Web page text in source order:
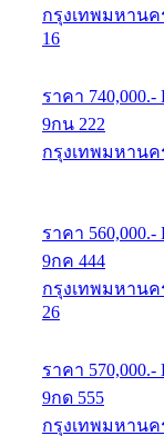
กรุงเทพมหานค
16
ราคา 740,000.-
9กน 222
กรุงเทพมหานค
ราคา 560,000.-
9กค 444
กรุงเทพมหานค
26
ราคา 570,000.-
9กด 555
กรุงเทพมหานค